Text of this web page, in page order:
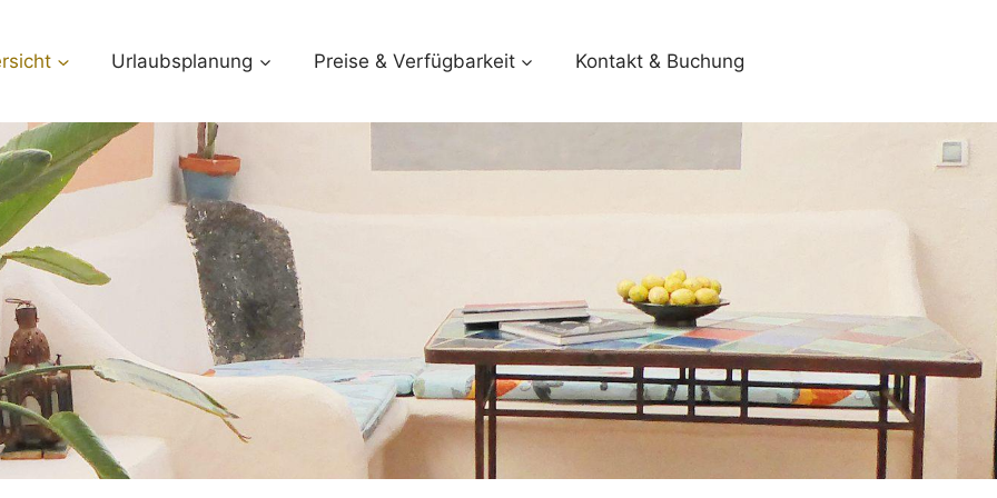
Urlaubsplanung Preise & Verfügbarkeit Kontakt & Buchung